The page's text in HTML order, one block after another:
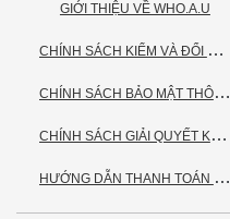
GIỚI THIỆU VỀ WHO.A.U
C
HÍNH SÁCH KIỂM VÀ ĐỔI TRẢ HÀNG
C
HÍNH SÁCH BẢO MẬT THÔNG TIN CÁ NHÂN
C
HÍNH SÁCH GIẢI QUYẾT KHIẾU NẠI
H
ƯỚNG DẪN THANH TOÁN VNPAY